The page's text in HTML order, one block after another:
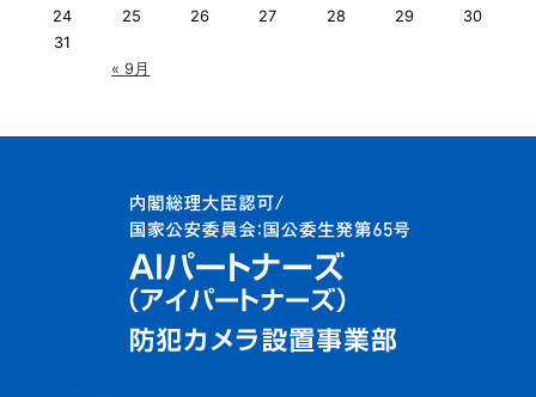
« 9月
24
25 26 27 28 29
30
31